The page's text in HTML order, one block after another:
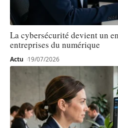
La cybersécurité devient un
entreprises du numérique
Actu 19/07/2026